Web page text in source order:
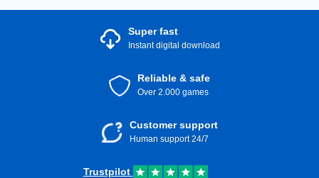
Super fast
Instant digital download
Reliable & safe
Over 2.000 games
Customer support
Human support 24/7
Trustpilot